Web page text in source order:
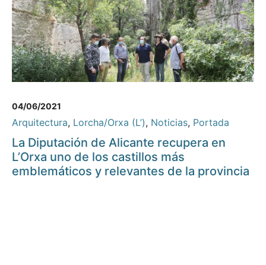
04/06/2021
Arquitectura, Lorcha/Orxa (L’), Noticias, Portada
La Diputación de Alicante recupera en
L’Orxa uno de los castillos más
emblemáticos y relevantes de la provincia